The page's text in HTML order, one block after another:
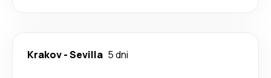
Krakov-Sevilla 5 dni